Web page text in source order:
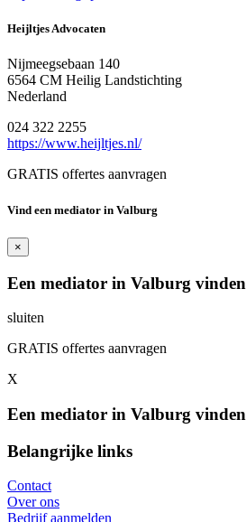
Heijltjes Advocaten
Nijmeegsebaan 140
6564 CM Heilig Landstichting
Nederland
024 322 2255
https://www.heijltjes.nl/
GRATIS offertes aanvragen
Vind een mediator in Valburg
×
Een mediator in Valburg vinden
sluiten
GRATIS offertes aanvragen
X
Een mediator in Valburg vinden
Belangrijke links
Contact
Over ons
Bedrijf aanmelden